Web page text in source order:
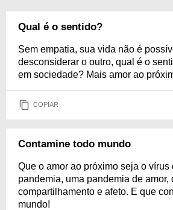
Qual é o sentido?
Sem empatia, sua vida não é
desconsiderar o outro, qual é o
em sociedade? Mais amor ao
COPIAR
Contamine todo mundo
Que o amor ao próximo seja o vírus
pandemia, uma pandemia de amor,
compartilhamento e afeto. E que
mundo!